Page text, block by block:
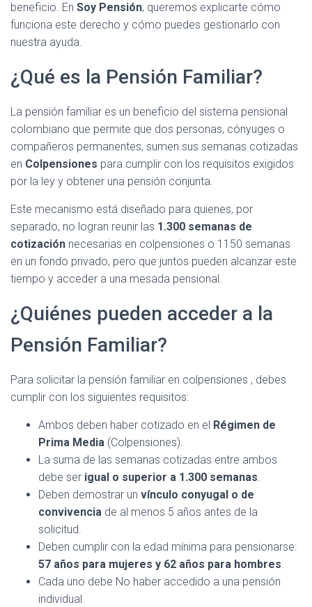
beneficio. En Soy Pensión, queremos explicarte cómo
funciona este derecho y cómo puedes gestionarlo con
nuestra ayuda.
¿Qué es la Pensión Familiar?
La pensión familiar es un beneficio del sistema pensional
colombiano que permite que dos personas, cónyuges o
compañeros permanentes, sumen sus semanas cotizadas
en Colpensiones para cumplir con los requisitos exigidos
por la ley y obtener una pensión conjunta.
Este mecanismo está diseñado para quienes, por
separado, no logran reunir las 1.300 semanas de
cotización necesarias en colpensiones o 1150 semanas
en un fondo privado, pero que juntos pueden alcanzar este
tiempo y acceder a una mesada pensional.
¿Quiénes pueden acceder a la
Pensión Familiar?
Para solicitar la pensión familiar en colpensiones , debes
cumplir con los siguientes requisitos:
Ambos deben haber cotizado en el Régimen de
Prima Media (Colpensiones).
La suma de las semanas cotizadas entre ambos
debe ser igual o superior a 1.300 semanas.
Deben demostrar un vínculo conyugal o de
convivencia de al menos 5 años antes de la
solicitud.
Deben cumplir con la edad mínima para pensionarse:
57 años para mujeres y 62 años para hombres.
Cada uno debe No haber accedido a una pensión
individual.